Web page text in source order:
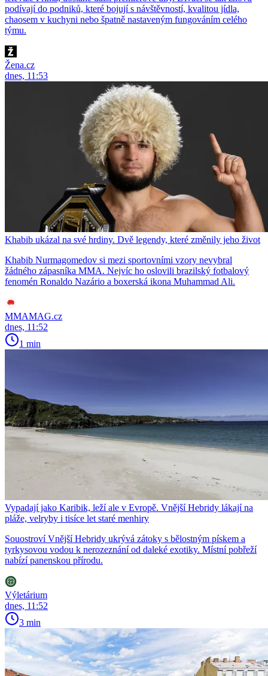
podívají do podniků, které bojují s návštěvností, kvalitou jídla,
chaosem v kuchyni nebo špatně nastaveným fungováním celého
týmu.
Žena.cz
dnes, 11:53
Khabib ukázal na své hrdiny. Dvě legendy, které změnily jeho život
Khabib Nurmagomedov si mezi sportovními vzory nevybral
žádného zápasníka MMA. Nejvíc ho oslovili brazilský fotbalový
fenomén Ronaldo Nazário a boxerská ikona Muhammad Ali.
MMAMAG.cz
dnes, 11:52
1 min
Vypadají jako Karibik, leží ale v Evropě. Vnější Hebridy lákají na
pláže, velryby i tisíce let staré menhiry
Souostroví Vnější Hebridy ukrývá zátoky s bělostným pískem a
tyrkysovou vodou k nerozeznání od daleké exotiky. Místní pobřeží
nabízí panenskou přírodu.
Výletárium
dnes, 11:52
3 min